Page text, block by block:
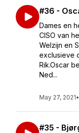
#36 -
Dames en
CISO van
Welzijn en
exclusieve
Rik.Oscar
Ned...
May 27, 2021•
#35 -